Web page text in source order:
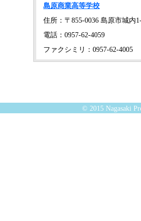
島原商業高等学校
住所：〒855-0036 島原市城内
電話：0957-62-4059
ファクシミリ：0957-62-4005
© 2015 Nagasaki